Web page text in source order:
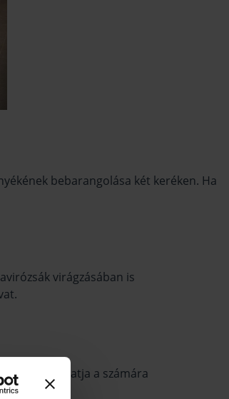
bebarangolása két keréken. Ha
virágzásában is
megtalálhatja a számára